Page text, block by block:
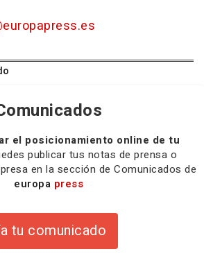
el posicionamiento online de tu
publicar tus notas de prensa o
en la sección de Comunicados de
europa press
tu comunicado